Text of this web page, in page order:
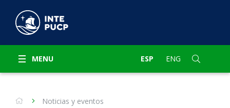
MENU ESP ENG
Noticias y eventos